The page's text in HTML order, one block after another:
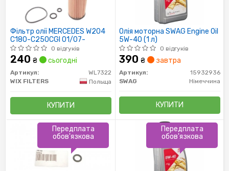
Фільтр олії MERCEDES W204
C180-C250CGI 01/07-
0 відгуків
240 ₴ сьогодні
Артикул:
WL7322
WIX FILTERS
Польща
КУПИТИ
Олія моторна SWAG Engine Oil
5W-40 (1 л)
0 відгуків
390 ₴ завтра
Артикул:
15932936
SWAG
Німеччина
КУПИТИ
Передплата
обов'язкова
Передплата
обов'язкова